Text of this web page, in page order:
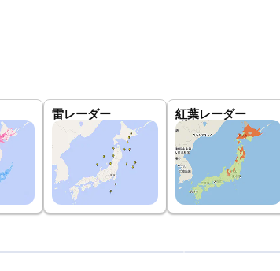
雷レーダー 紅葉レーダー